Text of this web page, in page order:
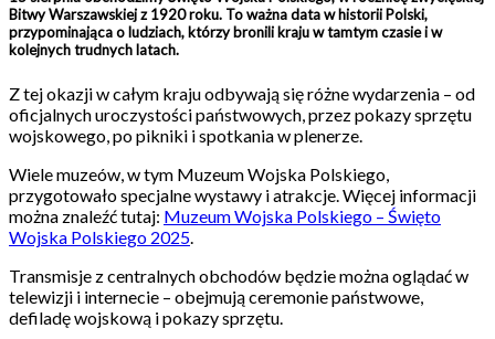
Bitwy Warszawskiej z 1920 roku. To ważna data w historii Polski,
przypominająca o ludziach, którzy bronili kraju w tamtym czasie i w
kolejnych trudnych latach.
Z tej okazji w całym kraju odbywają się różne wydarzenia – od
oficjalnych uroczystości państwowych, przez pokazy sprzętu
wojskowego, po pikniki i spotkania w plenerze.
Wiele muzeów, w tym Muzeum Wojska Polskiego,
przygotowało specjalne wystawy i atrakcje. Więcej informacji
można znaleźć tutaj: Muzeum Wojska Polskiego – Święto
Wojska Polskiego 2025.
Transmisje z centralnych obchodów będzie można oglądać w
telewizji i internecie – obejmują ceremonie państwowe,
defiladę wojskową i pokazy sprzętu.